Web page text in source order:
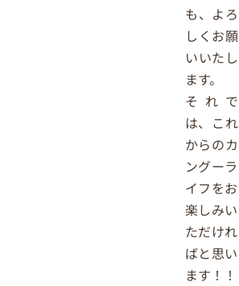
も、よろ
しくお願
いいたし
ます。
それで
は、これ
からのカ
ングーラ
イフをお
楽しみい
ただけれ
ばと思い
ます！！